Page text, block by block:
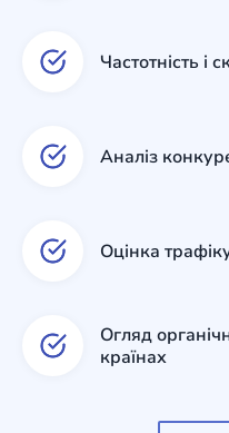
Частотність і
Аналіз
Оцінка
Огляд
країнах